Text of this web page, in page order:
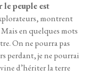
le peuple est
montrent
en quelques mots
On ne pourra pas
perdant, je ne pourrai
d’hériter la terre